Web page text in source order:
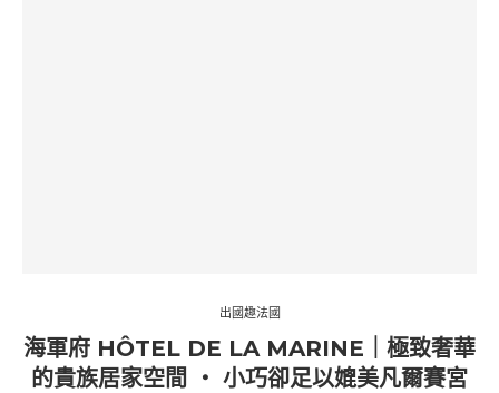
出國趣法國
海軍府 HÔTEL DE LA MARINE｜極致奢華
的貴族居家空間 ‧ 小巧卻足以媲美凡爾賽宮